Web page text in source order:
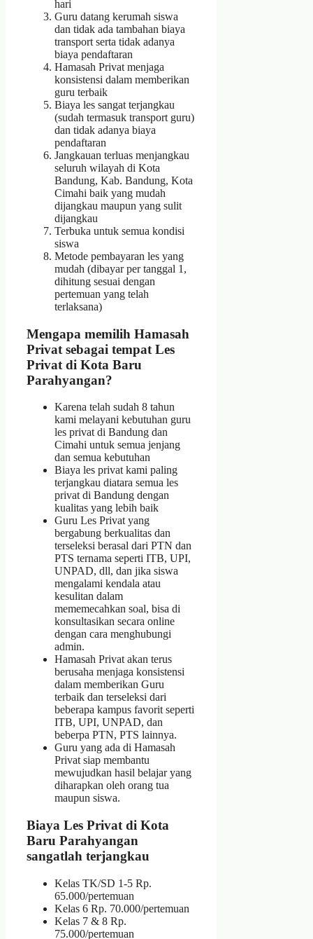
hari
Guru datang kerumah siswa
dan tidak ada tambahan biaya
transport serta tidak adanya
biaya pendaftaran
Hamasah Privat menjaga
konsistensi dalam memberikan
guru terbaik
Biaya les sangat terjangkau
(sudah termasuk transport guru)
dan tidak adanya biaya
pendaftaran
Jangkauan terluas menjangkau
seluruh wilayah di Kota
Bandung, Kab. Bandung, Kota
Cimahi baik yang mudah
dijangkau maupun yang sulit
dijangkau
Terbuka untuk semua kondisi
siswa
Metode pembayaran les yang
mudah (dibayar per tanggal 1,
dihitung sesuai dengan
pertemuan yang telah
terlaksana)
Mengapa memilih Hamasah
Privat sebagai tempat Les
Privat di Kota Baru
Parahyangan?
Karena telah sudah 8 tahun
kami melayani kebutuhan guru
les privat di Bandung dan
Cimahi untuk semua jenjang
dan semua kebutuhan
Biaya les privat kami paling
terjangkau diatara semua les
privat di Bandung dengan
kualitas yang lebih baik
Guru Les Privat yang
bergabung berkualitas dan
terseleksi berasal dari PTN dan
PTS ternama seperti ITB, UPI,
UNPAD, dll, dan jika siswa
mengalami kendala atau
kesulitan dalam
mememecahkan soal, bisa di
konsultasikan secara online
dengan cara menghubungi
admin.
Hamasah Privat akan terus
berusaha menjaga konsistensi
dalam memberikan Guru
terbaik dan terseleksi dari
beberapa kampus favorit seperti
ITB, UPI, UNPAD, dan
beberpa PTN, PTS lainnya.
Guru yang ada di Hamasah
Privat siap membantu
mewujudkan hasil belajar yang
diharapkan oleh orang tua
maupun siswa.
Biaya Les Privat di Kota
Baru Parahyangan
sangatlah terjangkau
Kelas TK/SD 1-5 Rp.
65.000/pertemuan
Kelas 6 Rp. 70.000/pertemuan
Kelas 7 & 8 Rp.
75.000/pertemuan